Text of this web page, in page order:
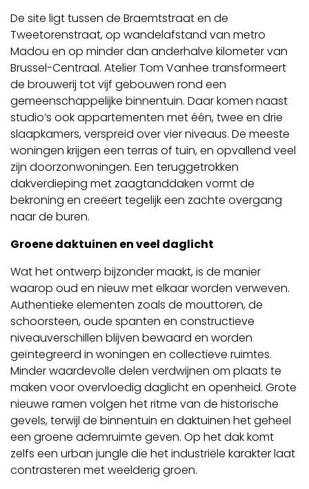
De site ligt tussen de Braemtstraat en de
Tweetorenstraat, op wandelafstand van metro
Madou en op minder dan anderhalve kilometer van
Brussel-Centraal. Atelier Tom Vanhee transformeert
de brouwerij tot vijf gebouwen rond een
gemeenschappelijke binnentuin. Daar komen naast
studio’s ook appartementen met één, twee en drie
slaapkamers, verspreid over vier niveaus. De meeste
woningen krijgen een terras of tuin, en opvallend veel
zijn doorzonwoningen. Een teruggetrokken
dakverdieping met zaagtanddaken vormt de
bekroning en creëert tegelijk een zachte overgang
naar de buren.
Groene daktuinen en veel daglicht
Wat het ontwerp bijzonder maakt, is de manier
waarop oud en nieuw met elkaar worden verweven.
Authentieke elementen zoals de mouttoren, de
schoorsteen, oude spanten en constructieve
niveauverschillen blijven bewaard en worden
geïntegreerd in woningen en collectieve ruimtes.
Minder waardevolle delen verdwijnen om plaats te
maken voor overvloedig daglicht en openheid. Grote
nieuwe ramen volgen het ritme van de historische
gevels, terwijl de binnentuin en daktuinen het geheel
een groene ademruimte geven. Op het dak komt
zelfs een urban jungle die het industriële karakter laat
contrasteren met weelderig groen.